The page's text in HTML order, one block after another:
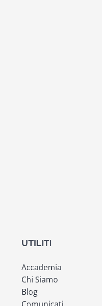
UTILITI
Accademia
Chi Siamo
Blog